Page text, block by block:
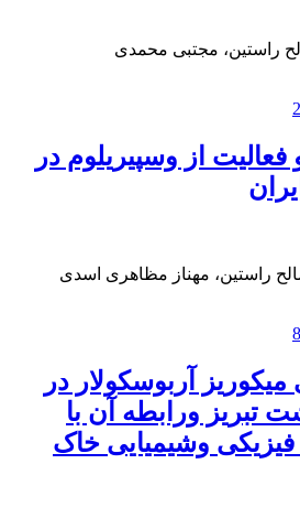
راستین، مجتبی محمدی
از وسپیریلوم در
راستین، مهناز مظاهری اسدی
آربوسکولار در
ورابطه آن با
وشیمیایی خاک